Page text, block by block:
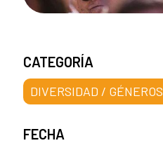
CATEGORÍA
DIVERSIDAD / GÉNEROS
FECHA